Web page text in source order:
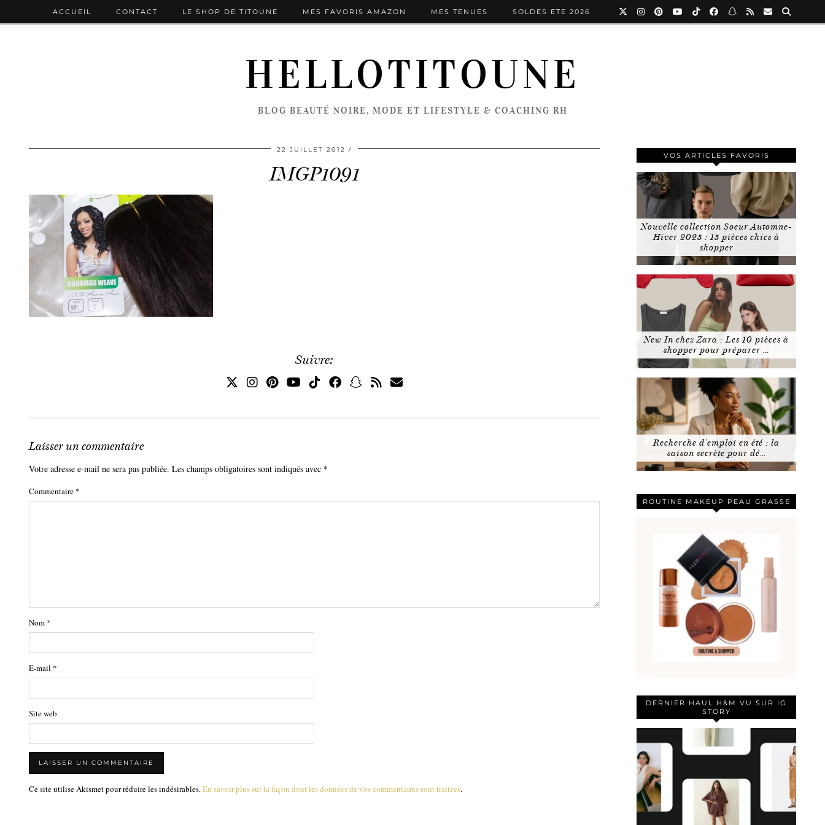
HELLOTITOUNE
BLOG BEAUTÉ NOIRE, MODE ET LIFESTYLE & COACHING RH
ACCUEIL CONTACT LE SHOP DE TITOUNE MES FAVORIS AMAZON MES TENUES SOLDES ETE 2026
22 JUILLET 2012
IMGP1091
Suivre:
Laisser un commentaire
Votre adresse e-mail ne sera pas publiée. Les champs obligatoires sont indiqués avec *
Commentaire *
Nom *
E-mail *
Site web
Ce site utilise Akismet pour réduire les indésirables. En savoir plus sur la façon dont les données de vos commentaires sont traitées.
VOS ARTICLES FAVORIS
Nouvelle collection Soeur Automne-
Hiver 2025 : 15 pièces chics à
shopper
New In chez Zara : Les 10 pièces à
shopper pour préparer …
Recherche d’emploi en été : la
saison secrète pour dé…
ROUTINE MAKEUP PEAU GRASSE
DERNIER HAUL H&M VU SUR IG
STORY